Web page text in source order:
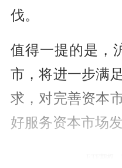
伐。
值得一提的是，
市，将进一步满
求，对完善资本
好服务资本市场